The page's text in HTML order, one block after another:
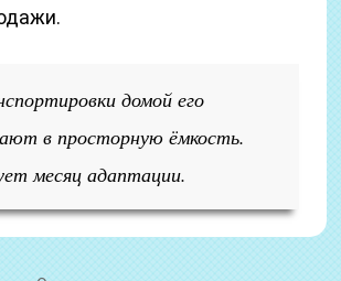
домой его
в просторную ёмкость.
месяц адаптации.